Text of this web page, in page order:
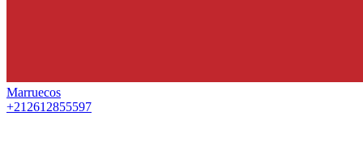
Marruecos
+212612855597